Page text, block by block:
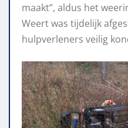
maakt”, aldus het
Weert was tijdelijk
hulpverleners veilig